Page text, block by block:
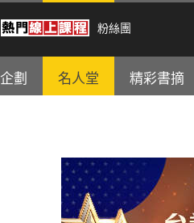
粉絲團
劃 名人堂 精彩書摘